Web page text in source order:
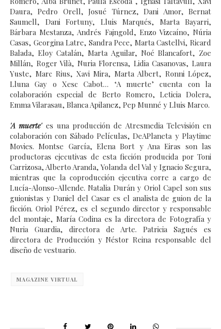
Daura, Pedro Orell, Josué Túrnez, Dani Amor, Bernat
Saumell, Dani Fortuny, Lluis Marqués, Marta Bayarri,
Bárbara Mestanza, Andrés Fajngold, Enzo Vizcaíno, Núria
Casas, Georgina Latre, Sandra Pece, Marta Castellvi, Ricard
Balada, Eloy Catalán, Marta Aguilar, Noé Blancafort, Zoe
Millán, Roger Vilà, Nuria Florensa, Lidia Casanovas, Laura
Yuste, Marc Rius, Xavi Mira, Marta Albert, Ronni López,
Lluna Gay o Xesc Cabot… ‘A muerte’ cuenta con la
colaboración especial de Berto Romero, Leticia Dolera,
Emma Vilarasau, Blanca Apilanez, Pep Munné y Lluis Marco.
'A muerte' es una producción de Atresmedia Televisión en
colaboración con Sábado Películas, DeAPlaneta y Playtime
Movies. Montse García, Elena Bort y Ana Eiras son las
productoras ejecutivas de esta ficción producida por Toni
Carrizosa, Alberto Aranda, Yolanda del Val y Ignacio Segura,
mientras que la coproducción ejecutiva corre a cargo de
Lucía-Alonso-Allende. Natalia Durán y Oriol Capel son sus
guionistas y Daniel del Casar es el analista de guion de la
ficción. Oriol Pérez, es el segundo director y responsable
del montaje, María Codina es la directora de Fotografía y
Nuria Guardia, directora de Arte. Patricia Sagués es
directora de Producción y Néstor Reina responsable del
diseño de vestuario.
MAGAZINE VIRTUAL